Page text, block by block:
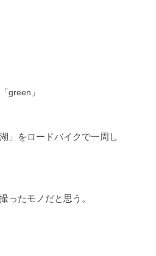
「green」
」をロードバイクで一周し
ったモノだと思う。